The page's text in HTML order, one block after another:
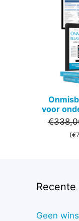
voor
€
(€
Geen